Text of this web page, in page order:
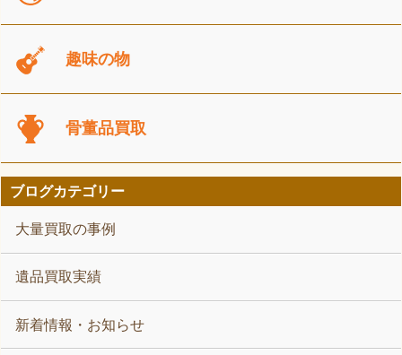
趣味の物
骨董品買取
ブログカテゴリー
大量買取の事例
遺品買取実績
新着情報・お知らせ